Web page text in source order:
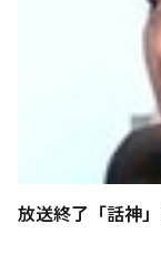
放送終了「話神